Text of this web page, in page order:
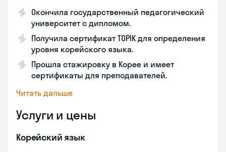
Окончила государственный педагогический
университет с дипломом.
Получила сертификат TOPIK для определения
уровня корейского языка.
Прошла стажировку в Корее и имеет
сертификаты для преподавателей.
Читать дальше
Услуги и цены
Корейский язык